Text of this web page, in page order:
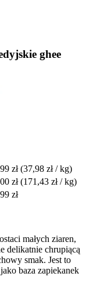
ghee
zł (37,98 zł / kg)
zł (171,43 zł / kg)
zł
małych ziaren,
delikatnie chrupiącą
smak. Jest to
baza zapiekanek